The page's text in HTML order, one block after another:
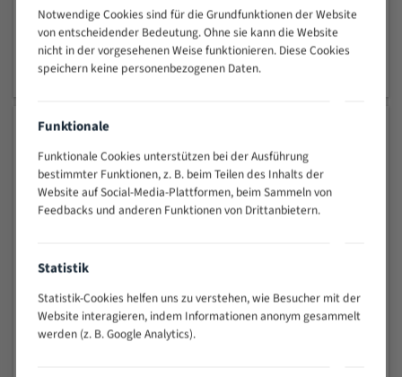
Band Saw for Hardwood, Epoxy, Amber, Kuka, Andız
Carbon Steel Band Saw
Carbon Steel Band Saw Blade is suitable for cutting hard
above Carbon steel band saw blade with soft metals (gold) ,
silver, brass, aluminum, etc.) Carbon steel band saw blade,
which is an indispensable bit band saw for rosary and hobby
enthusiasts, has the ability to cut your precious stones and
woods without much waste with its 0.36 mm thickness.
Band Saw for Rosary Materials
Band Saw for Amber
Band Saw for Kuka
Lane Test for Curved Cut ere
DAILY DEALS
Notwendige Cookies sind für die Grundfunktionen der Website
von entscheidender Bedeutung. Ohne sie kann die Website
nicht in der vorgesehenen Weise funktionieren. Diese Cookies
speichern keine personenbezogenen Daten.
Funktionale
Funktionale Cookies unterstützen bei der Ausführung
bestimmter Funktionen, z. B. beim Teilen des Inhalts der
Website auf Social-Media-Plattformen, beim Sammeln von
Feedbacks und anderen Funktionen von Drittanbietern.
Statistik
Statistik-Cookies helfen uns zu verstehen, wie Besucher mit der
Website interagieren, indem Informationen anonym gesammelt
werden (z. B. Google Analytics).